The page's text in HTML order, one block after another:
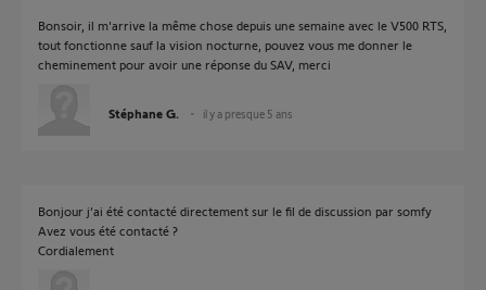
Bonsoir, il m'arrive la même chose depuis une semaine avec le V500 RTS,
tout fonctionne sauf la vision nocturne, pouvez vous me donner le
cheminement pour avoir une réponse du SAV, merci
Stéphane G. il y a presque 5 ans
Bonjour j’ai été contacté directement sur le fil de discussion par somfy
Avez vous été contacté ?
Cordialement